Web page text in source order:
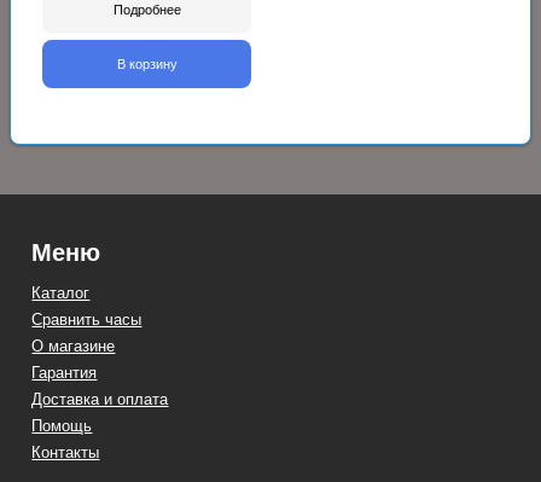
Подробнее
В корзину
Меню
Каталог
Сравнить часы
О магазине
Гарантия
Доставка и оплата
Помощь
Контакты